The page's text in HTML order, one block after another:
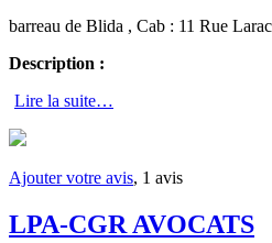
barreau de Blida , Cab : 11 Rue
Description :
Lire la suite…
Ajouter votre avis, 1 avis
LPA-CGR AVOCATS